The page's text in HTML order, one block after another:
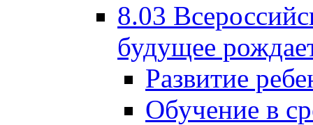
8.03
будущее
Развитие
Обучение в